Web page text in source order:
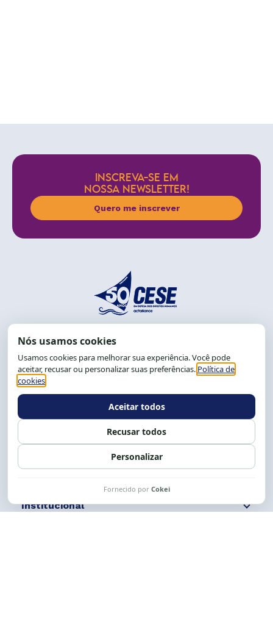
INSCREVA-SE EM
NOSSA NEWSLETTER!
Quero me inscrever
End.: R. da Graça, 150. Graça
CEP: 40.150-055
Salvador-BA, Brasil.
Tel.: (71) 2104-5457, Cel.: (71) 9 9239-2104 ou 2105
Expediente: 8h às 12h e 13 às 17h.
Siga nossas redes Fale conosco
Institucional